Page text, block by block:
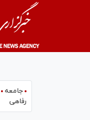
جامعه
رفاهی